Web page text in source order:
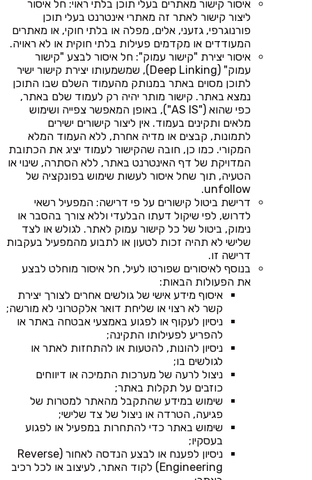
איסור קישור מאתרים בעלי תוכן בלתי ראוי: חל איסור
ליצור קישור לאתר זה מאתרי אינטרנט בעלי תוכן
פורנוגרפי, גזעני, אלים, מפלה או בלתי חוקי, או מאתרים
המעודדים או מקדמים פעילות בלתי חוקית או לא ראויה.
איסור יצירת "קישור עמוק": חל איסור לבצע "קישור
עמוק" (Deep Linking), שמשמעותו יצירת קישור ישיר
לתוכן מסוים באתר במנותק מהעמוד השלם שבו התוכן
נמצא באתר. קישור מותר יהיה רק לעמוד שלם באתר,
כפי שהוא ("AS IS"), באופן המאפשר צפייה ושימוש
מלאים ותקינים בעמוד. אין ליצור קישורים ישירים
לתמונות, קבצים או מדיה אחרת, ללא העמוד המלא
המקורי. כמו כן, חובה שהקישור לעמוד יציג את הכתובת
המדויקת של דף האינטרנט באתר, ללא הסתרה, שינוי או
הטעיה, תוך שחל איסור לעשות שימוש בפונקציה של
unfollow.
דרישת ביטול קישורים על פי דרישה: המפעיל רשאי
לדרוש, לפי שיקול דעתו הבלעדי וללא צורך בהסבר או
נימוק, ביטול של כל קישור עמוק לאתר. לגולש או לצד
שלישי לא תהיה זכות לטעון או לתבוע מהמפעיל בעקבות
דרישה זו.
בנוסף לאיסורים שפורטו לעיל, חל איסור מוחלט לבצע
את הפעולות הבאות:
איסוף מידע אישי של גולשים אחרים לצורך יצירת
קשר לא רצוי או שליחת דואר אלקטרוני לא מורשה;
ניסיון לעקוף או לפגוע באמצעי אבטחה באתר או
להפריע לפעילותו התקינה;
ניסיון להונות, להטעות או להתחזות לאתר או
לגולשים בו;
ניצול לרעה של מערכות התמיכה או דיווחים
כוזבים על תקלות באתר;
שימוש במידע שהתקבל מהאתר למטרות של
פגיעה, הטרדה או ניצול של צד שלישי;
שימוש באתר כדי להתחרות במפעיל או לפגוע
בעסקיו;
ניסיון לפענח או לבצע הנדסה לאחור (Reverse
Engineering) לקוד האתר, לעיצוב או לכל רכיב